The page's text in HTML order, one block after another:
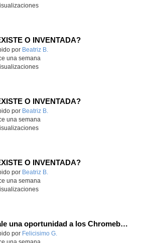
O INVENTADA?
educativo.
por Beatriz B.
una semana
O INVENTADA?
educativo.
por Beatriz B.
una semana
O INVENTADA?
educativo.
por Beatriz B.
una semana
Dale una oportunidad a los Chromebooks y utiliza un proyector para realizar talleres si no tienes pantallas táctiles
educativo.
por Felicisimo G.